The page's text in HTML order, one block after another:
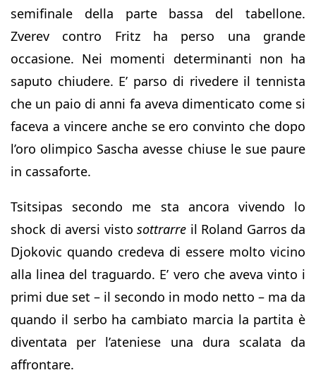
semifinale della parte bassa del tabellone.
Zverev contro Fritz ha perso una grande
occasione. Nei momenti determinanti non ha
saputo chiudere. E’ parso di rivedere il tennista
che un paio di anni fa aveva dimenticato come si
faceva a vincere anche se ero convinto che dopo
l’oro olimpico Sascha avesse chiuse le sue paure
in cassaforte.
Tsitsipas secondo me sta ancora vivendo lo
shock di aversi visto sottrarre il Roland Garros da
Djokovic quando credeva di essere molto vicino
alla linea del traguardo. E’ vero che aveva vinto i
primi due set – il secondo in modo netto – ma da
quando il serbo ha cambiato marcia la partita è
diventata per l’ateniese una dura scalata da
affrontare.